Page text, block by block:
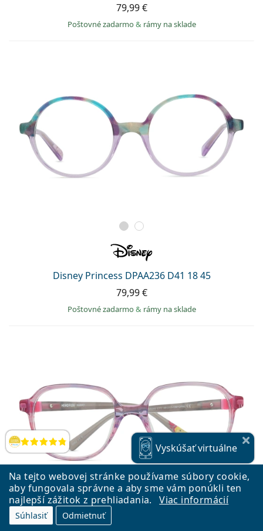
Na tejto webovej stránke používame súbory cookie,
aby fungovala správne a aby sme vám ponúkli ten
najlepší zážitok z prehliadania.
Viac informácií
Súhlasiť Odmietnuť
Hodnotenia
79,99 €
Poštovné zadarmo& rámy na sklade
Disney Princess DPAA236 D41 18 45
79,99 €
Poštovné zadarmo& rámy na sklade
Vyskúšaťvirtuálne